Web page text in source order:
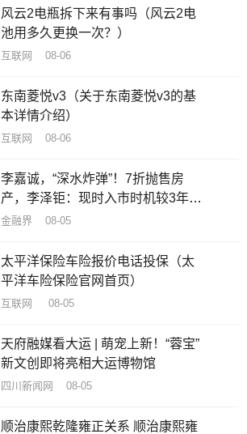
风云2电瓶拆下来有事吗（风云2电
池用多久更换一次？）
互联网 08-06
东南菱悦v3（关于东南菱悦v3的基
本详情介绍）
互联网 08-06
李嘉诚，“深水炸弹”！7折抛售房
产，李泽钜：现时入市时机较3年前
佳
金融界 08-05
太平洋保险车险报价电话投保（太
平洋车险保险官网首页）
互联网 08-05
天府融媒看大运 | 萌宠上新！“蓉宝”
新文创即将亮相大运博物馆
四川新闻网 08-05
顺治康熙乾隆雍正关系 顺治康熙雍